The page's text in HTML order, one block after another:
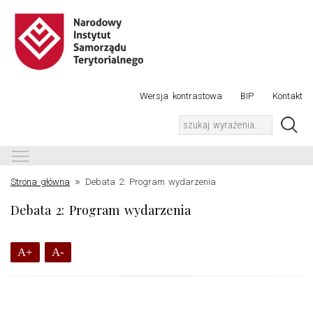
Wersja kontrastowa BIP Kontakt
Strona główna » Debata 2: Program wydarzenia
Debata 2: Program wydarzenia
A+ A-